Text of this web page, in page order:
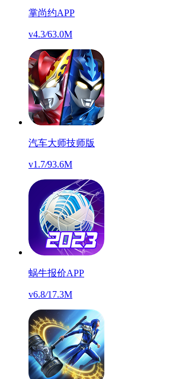
掌尚约APP
v4.3/63.0M
汽车大师技师版
v1.7/93.6M
蜗牛报价APP
v6.8/17.3M